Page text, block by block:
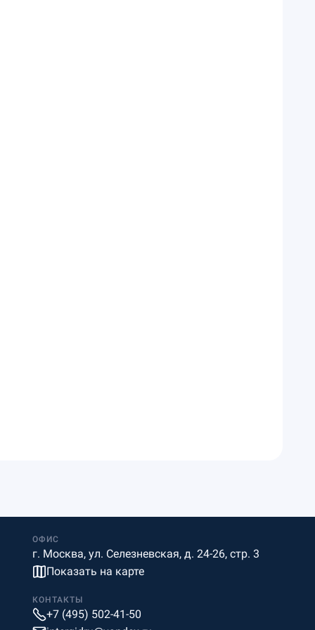
ОФИС
г. Москва, ул. Селезневская, д. 24-26, стр. 3
Показать на карте
КОНТАКТЫ
+7 (495) 502-41-50